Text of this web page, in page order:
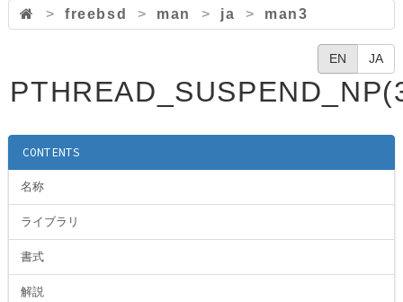
> freebsd > man > ja > man3
EN JA
CONTENTS
名称
ライブラリ
書式
解説